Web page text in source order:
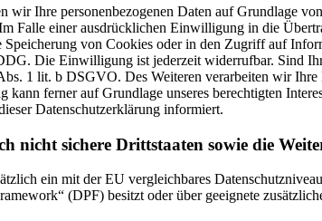
wir Ihre personenbezogenen Daten auf Grundlage
Falle einer ausdrücklichen Einwilligung in die
von Cookies oder in den Zugriff auf
Die Einwilligung ist jederzeit widerrufbar. Sind
1 lit. b DSGVO. Des Weiteren verarbeiten wir
ferner auf Grundlage unseres berechtigten
Datenschutzerklärung informiert.
nicht sichere Drittstaaten sowie die
ein mit der EU vergleichbares
(DPF) besitzt oder über geeignete